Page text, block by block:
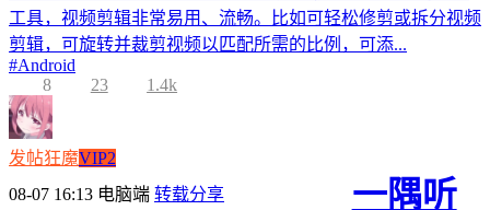
工具，视频剪辑非常易用、流畅。比如可轻松修剪或拆分视频
剪辑，可旋转并裁剪视频以匹配所需的比例，可添...
#Android
8
23 1.4k
发帖狂魔VIP2
08-07 16:13 电脑端 转载分享
一隅听